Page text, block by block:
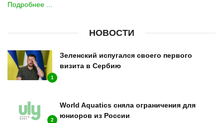
Подробнее ...
НОВОСТИ
1
Зеленский испугался своего первого
визита в Сербию
2
World Aquatics сняла ограничения для
юниоров из России